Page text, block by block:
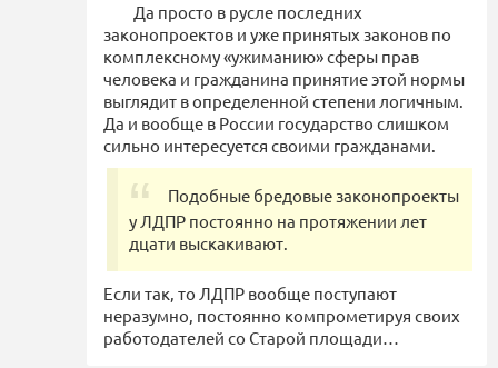
Да просто в русле последних
законопроектов и уже принятых законов по
комплексному «ужиманию» сферы прав
человека и гражданина принятие этой нормы
выглядит в определенной степени логичным.
Да и вообще в России государство слишком
сильно интересуется своими гражданами.
Подобные бредовые законопроекты
у ЛДПР постоянно на протяжении лет
дцати выскакивают.
Если так, то ЛДПР вообще поступают
неразумно, постоянно компрометируя своих
работодателей со Старой площади…